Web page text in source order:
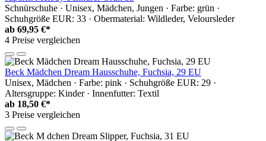
Schnürschuhe · Unisex, Mädchen, Jungen · Farbe: grün ·
Schuhgröße EUR: 33 · Obermaterial: Wildleder, Veloursleder
ab 69,95 €*
4 Preise vergleichen
Beck Mädchen Dream Hausschuhe, Fuchsia, 29 EU
Unisex, Mädchen · Farbe: pink · Schuhgröße EUR: 29 ·
Altersgruppe: Kinder · Innenfutter: Textil
ab 18,50 €*
3 Preise vergleichen